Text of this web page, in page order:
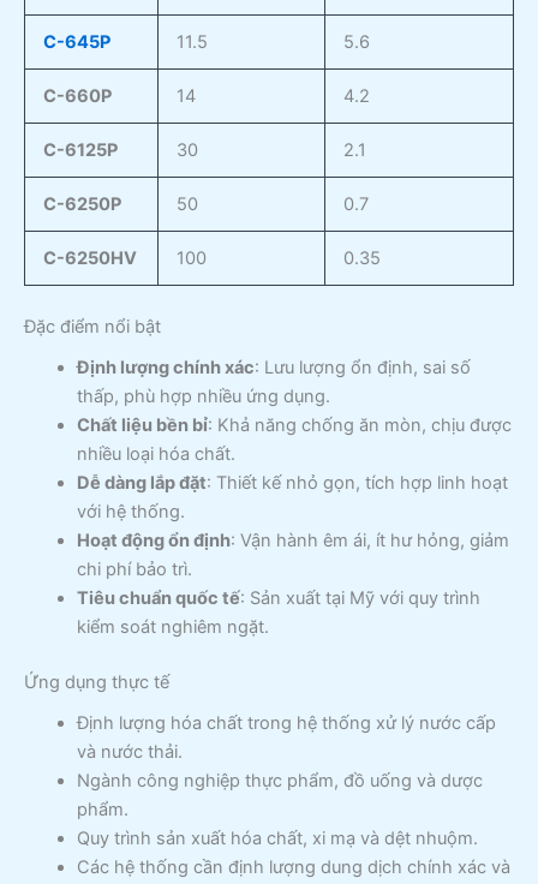
C-645P 11.5 5.6
C-660P 14 4.2
C-6125P 30 2.1
C-6250P 50 0.7
C-6250HV 100 0.35
Đặc điểm nổi bật
Định lượng chính xác: Lưu lượng ổn định, sai số
thấp, phù hợp nhiều ứng dụng.
Chất liệu bền bỉ: Khả năng chống ăn mòn, chịu được
nhiều loại hóa chất.
Dễ dàng lắp đặt: Thiết kế nhỏ gọn, tích hợp linh hoạt
với hệ thống.
Hoạt động ổn định: Vận hành êm ái, ít hư hỏng, giảm
chi phí bảo trì.
Tiêu chuẩn quốc tế: Sản xuất tại Mỹ với quy trình
kiểm soát nghiêm ngặt.
Ứng dụng thực tế
Định lượng hóa chất trong hệ thống xử lý nước cấp
và nước thải.
Ngành công nghiệp thực phẩm, đồ uống và dược
phẩm.
Quy trình sản xuất hóa chất, xi mạ và dệt nhuộm.
Các hệ thống cần định lượng dung dịch chính xác và